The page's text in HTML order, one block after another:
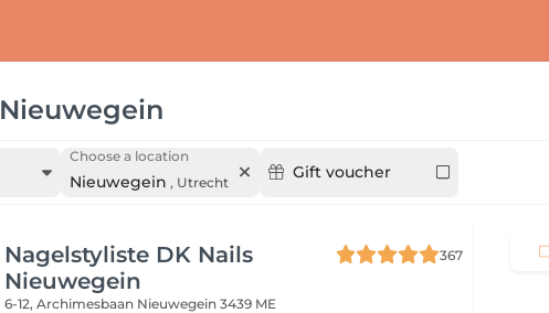
Nieuwegein
Choose a location
Nieuwegein , Utrecht
Gift voucher
Nagelstyliste DK Nails
Nieuwegein
367
6-12, Archimesbaan Nieuwegein 3439 ME